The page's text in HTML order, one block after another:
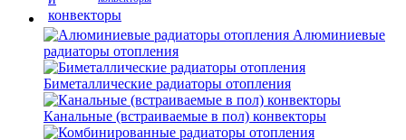
Алюминиевые
радиаторы отопления
Биметаллические радиаторы отопления
Канальные (встраиваемые в пол) конвекторы